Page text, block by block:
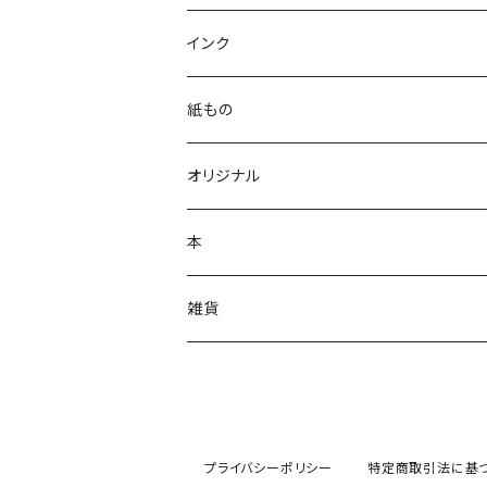
ガラスペン
万年筆
多機能ボールペン
単色ボールペン
シャーペンシル
インク
紙もの
オリジナル
本
雑貨
プライバシーポリシー 特定商取引法に基